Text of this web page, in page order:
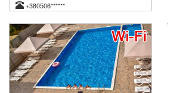
+380506******